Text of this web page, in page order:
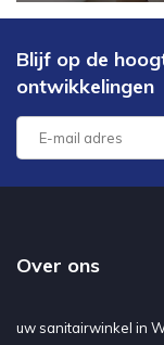
Blijf op de
ontwikkelingen
Over ons
uw sanitairwinkel in